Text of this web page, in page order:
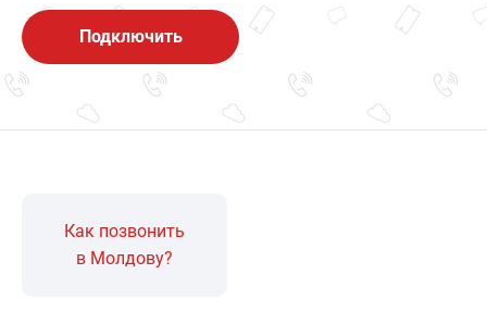
Подключить
Как позвонить
в Молдову?